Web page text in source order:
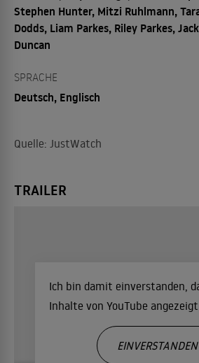
Stephen Hunter, Mitzi Ruhlmann,
Dodds, Liam Parkes, Riley Parkes,
Duncan
SPRACHE
Deutsch, Englisch
Quelle: JustWatch
TRAILER
Ich bin damit einverstanden,
Inhalte von YouTube angezeigt
EINVERSTANDEN